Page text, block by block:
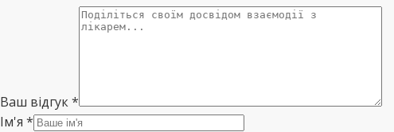
Ваш відгук*
Ім'я *